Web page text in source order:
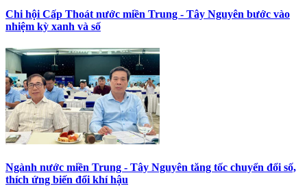
Chi hội Cấp Thoát nước miền Trung - Tây Nguyên bước vào
nhiệm kỳ xanh và số
Ngành nước miền Trung - Tây Nguyên tăng tốc chuyển đổi số,
thích ứng biến đổi khí hậu